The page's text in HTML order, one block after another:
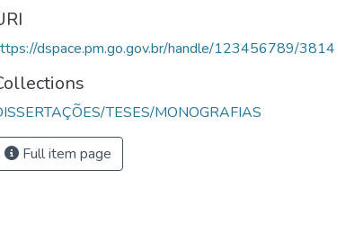
dspace.pm.go.gov.br/handle/123456789/3814
TESES/MONOGRAFIAS
Full item page